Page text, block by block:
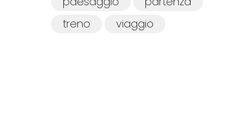
treno
viaggio